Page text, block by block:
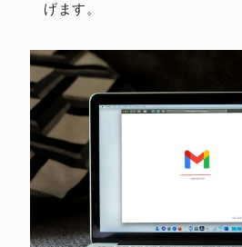
げます。